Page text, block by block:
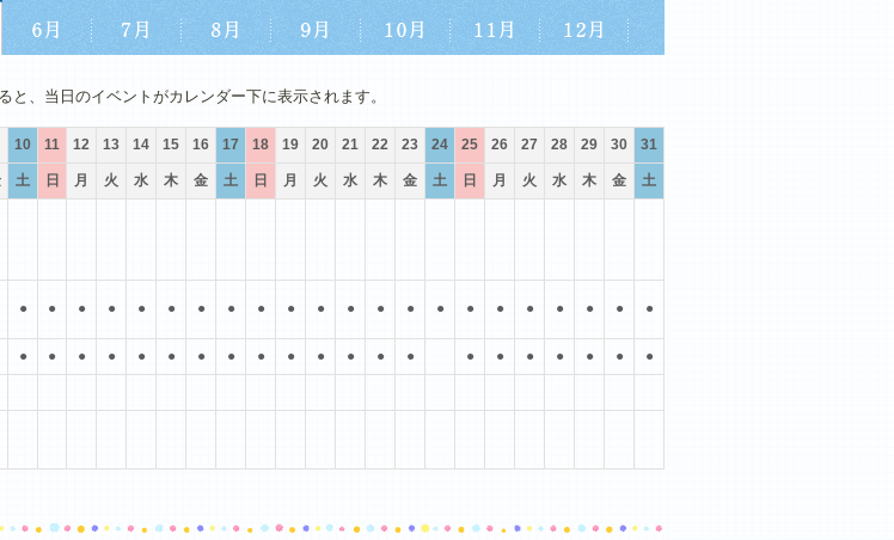
と、当日のイベントがカレンダー下に表示されます。
10 11 12 13 14 15 16 17 18 19 20 21 22 23 24 25 26 27 28 29 30 31
土 日 月 火 水 木 金 土 日 月 火 水 木 金 土 日 月 火 水 木 金 土
● ● ● ● ● ● ● ● ● ● ● ● ● ● ● ● ● ● ● ● ● ●
● ● ● ● ● ● ● ● ● ● ● ● ● ● ● ● ● ● ● ● ●